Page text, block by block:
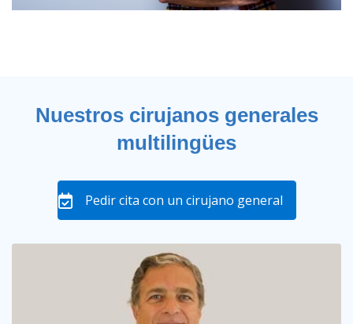
Nuestros cirujanos generales
multilingües
Pedir cita con un cirujano general